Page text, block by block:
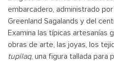
embarcadero, administrado
Greenland Sagalands y del
Examina las típicas artesanías
obras de arte, las joyas, los
tupilaq, una figura tallada para